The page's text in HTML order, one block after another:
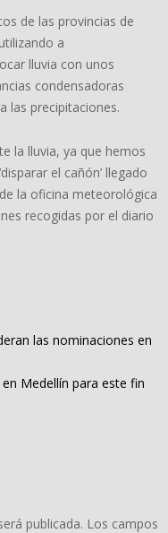
de las provincias de
a
lluvia con unos
condensadoras
las precipitaciones.
la lluvia, ya que hemos
el cañón’ llegado
la oficina meteorológica
recogidas por el diario
las nominaciones en
Medellín para este fin
publicada. Los campos